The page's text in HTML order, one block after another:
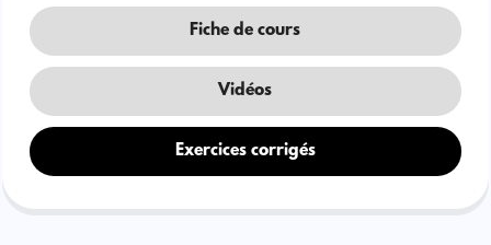
Fiche de cours
Vidéos
Exercices corrigés